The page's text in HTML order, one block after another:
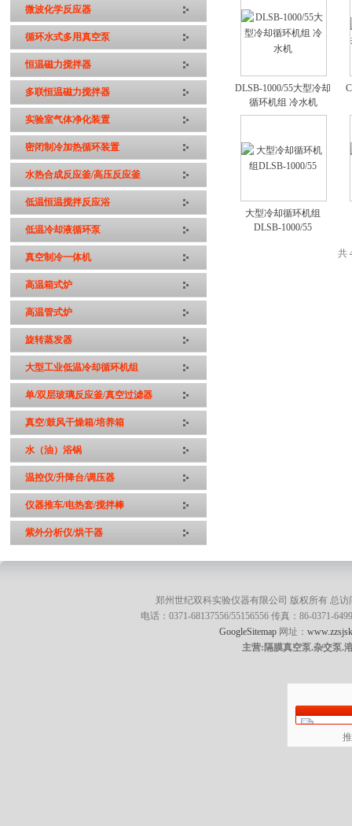
微波化学反应器
循环水式多用真空泵
恒温磁力搅拌器
多联恒温磁力搅拌器
实验室气体净化装置
密闭制冷加热循环装置
水热合成反应釜/高压反应釜
低温恒温搅拌反应浴
低温冷却液循环泵
真空制冷一体机
高温箱式炉
高温管式炉
旋转蒸发器
大型工业低温冷却循环机组
单/双层玻璃反应釜/真空过滤器
真空/鼓风干燥箱/培养箱
水（油）浴锅
温控仪/升降台/调压器
仪器推车/电热套/搅拌棒
紫外分析仪/烘干器
DLSB-1000/55大型冷却
循环机组 冷水机
大型冷却循环机组
DLSB-1000/55
共
郑州世纪双科实验仪器有限公司 版权所有 总访
电话：0371-68137556/55156556 传真：86-0371-
GoogleSitemap 网址：
主营:隔膜真空泵.杂交泵.